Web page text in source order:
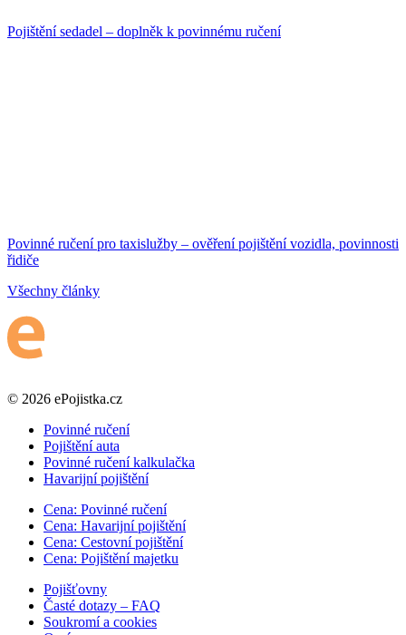
Pojištění sedadel – doplněk k povinnému ručení
Povinné ručení pro taxislužby – ověření pojištění vozidla, povinnosti
řidiče
Všechny články
© 2026 ePojistka.cz
Povinné ručení
Pojištění auta
Povinné ručení kalkulačka
Havarijní pojištění
Cena: Povinné ručení
Cena: Havarijní pojištění
Cena: Cestovní pojištění
Cena: Pojištění majetku
Pojišťovny
Časté dotazy – FAQ
Soukromí a cookies